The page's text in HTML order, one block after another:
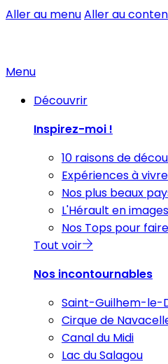
Aller au menuAller au
Menu
Découvrir
Inspirez-moi !
10 raisons de
Expériences à vivre
Nos plus beaux
L'Hérault en images
Nos Tops pour
Tout voir
Nos incontournables
Saint-Guilhem-le-
Cirque de
Canal du Midi
Lac du Salagou